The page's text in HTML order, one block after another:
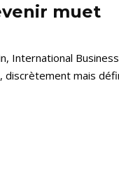
muet
International
discrètement mais